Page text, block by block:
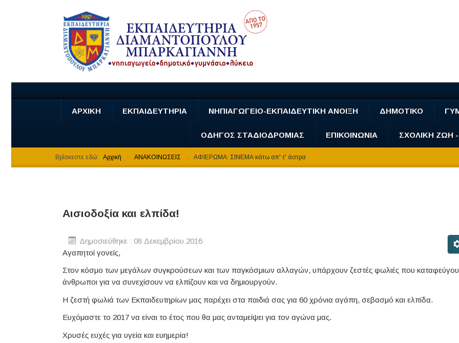
ΑΡΧΙΚΗ ΕΚΠΑΙΔΕΥΤΗΡΙΑ ΝΗΠΙΑΓΩΓΕΙΟ-ΕΚΠΑΙΔΕΥΤΙΚΗ ΑΝΟΙΞΗ ΔΗΜΟΤΙΚΟ
ΟΔΗΓΟΣ ΣΤΑΔΙΟΔΡΟΜΙΑΣ ΕΠΙΚΟΙΝΩΝΙΑ ΣΧΟΛΙΚΗ ΖΩΗ
Βρίσκεστε εδώ: Αρχική ΑΝΑΚΟΙΝΩΣΕΙΣ ΑΦΙΕΡΩΜΑ: ΣΙΝΕΜΑ κάτω απ' τ' άστρα
Αισιοδοξία και ελπίδα!
Δημοσιεύθηκε : 08 Δεκεμβρίου 2016
Αγαπητοί γονείς,
Στον κόσμο των μεγάλων συγκρούσεων και των παγκόσμιων αλλαγών, υπάρχουν ζεστές φωλιές που
άνθρωποι για να συνεχίσουν να ελπίζουν και να δημιουργούν.
Η ζεστή φωλιά των Εκπαιδευτηρίων μας παρέχει στα παιδιά σας για 60 χρόνια αγάπη, σεβασμό και ελπίδα.
Ευχόμαστε το 2017 να είναι το έτος που θα μας ανταμείψει για τον αγώνα μας.
Χρυσές ευχές για υγεία και ευημερία!